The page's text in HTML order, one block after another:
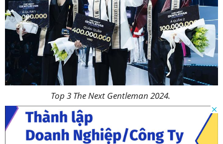
Top 3 The Next Gentleman 2024.